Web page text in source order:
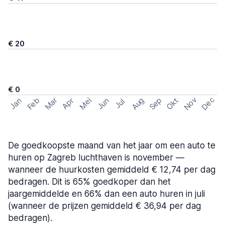
€ 20
€ 0
Jan Feb Mar Apr Mei Jun Jul Aug Sep Okt Nov Dec
De goedkoopste maand van het jaar om een auto te
huren op Zagreb luchthaven is november —
wanneer de huurkosten gemiddeld € 12,74 per dag
bedragen. Dit is 65% goedkoper dan het
jaargemiddelde en 66% dan een auto huren in juli
(wanneer de prijzen gemiddeld € 36,94 per dag
bedragen).